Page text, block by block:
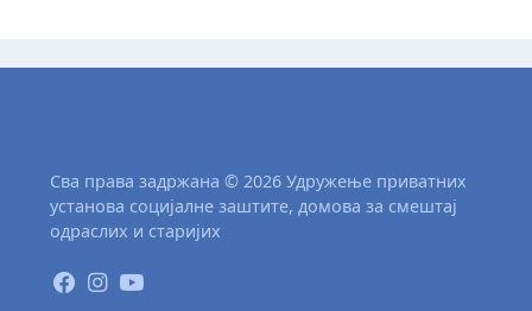
Сва права задржана © 2026 Удружење приватних
установа социјалне заштите, домова за смештај
одраслих и старијих